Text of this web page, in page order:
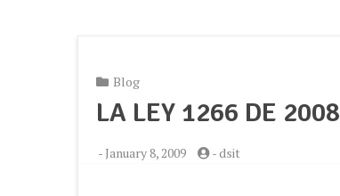
Blog
LA LEY 1266 DE 2008
- January 8, 2009 -dsit